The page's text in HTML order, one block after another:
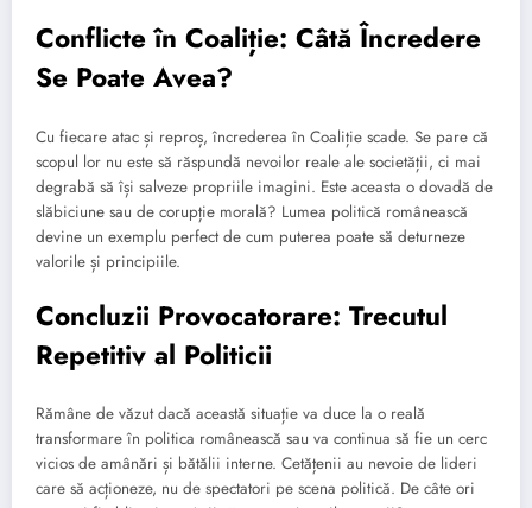
Conflicte în Coaliție: Câtă Încredere
Se Poate Avea?
Cu fiecare atac și reproș, încrederea în Coaliție scade. Se pare că
scopul lor nu este să răspundă nevoilor reale ale societății, ci mai
degrabă să își salveze propriile imagini. Este aceasta o dovadă de
slăbiciune sau de corupție morală? Lumea politică românească
devine un exemplu perfect de cum puterea poate să deturneze
valorile și principiile.
Concluzii Provocatorare: Trecutul
Repetitiv al Politicii
Rămâne de văzut dacă această situație va duce la o reală
transformare în politica românească sau va continua să fie un cerc
vicios de amânări și bătălii interne. Cetățenii au nevoie de lideri
care să acționeze, nu de spectatori pe scena politică. De câte ori